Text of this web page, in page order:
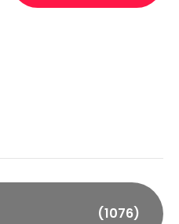
(1076)